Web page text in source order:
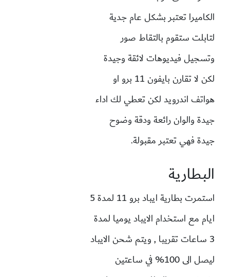
الكاميرا تعتبر بشكل عام جدية
لتابلت ستقوم بالتقاط صور
وتسجيل فيديوهات لائقة وجيدة
لكن لا تقارن بايفون 11 برو او
هواتف اندرويد لكن تعطي لك اداء
جيدة والوان رائعة ودقة وضوح
جيدة فهي تعتبر مقبولة.
البطارية
استمرت بطارية ايباد برو 11 لمدة 5
ايام مع استخدام الايباد يوميا لمدة
3 ساعات تقريبا , ويتم شحن الايباد
ليصل الى 100% في ساعتين